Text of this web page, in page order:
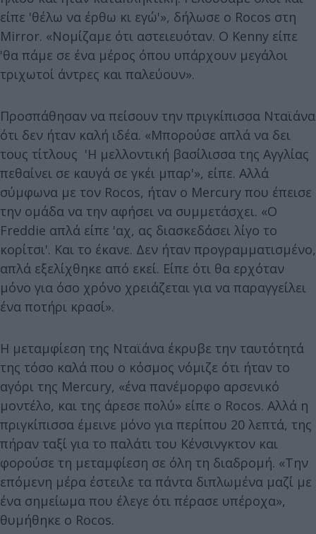
είπε 'θέλω να έρθω κι εγώ'», δήλωσε ο Rocos στη
Mirror. «Νομίζαμε ότι αστειευόταν. Ο Kenny είπε
'θα πάμε σε ένα μέρος όπου υπάρχουν μεγάλοι
τριχωτοί άντρες και παλεύουν».
Προσπάθησαν να πείσουν την πριγκίπισσα Νταϊάνα
ότι δεν ήταν καλή ιδέα. «Μπορούσε απλά να δει
τους τίτλους 'Η μελλοντική βασίλισσα της Αγγλίας
πεθαίνει σε καυγά σε γκέι μπαρ'», είπε. Αλλά
σύμφωνα με τον Rocos, ήταν ο Mercury που έπεισε
την ομάδα να την αφήσει να συμμετάσχει. «Ο
Freddie απλά είπε 'αχ, ας διασκεδάσει λίγο το
κορίτσι'. Και το έκανε. Δεν ήταν προγραμματισμένο,
απλά εξελίχθηκε από εκεί. Είπε ότι θα ερχόταν
μόνο για όσο χρόνο χρειάζεται για να παραγγείλει
ένα ποτήρι κρασί».
Η μεταμφίεση της Νταϊάνα έκρυβε την ταυτότητά
της τόσο καλά που ο κόσμος νόμιζε ότι ήταν το
αγόρι της Mercury, «ένα πανέμορφο αρσενικό
μοντέλο, και της άρεσε πολύ» είπε ο Rocos. Αλλά η
πριγκίπισσα έμεινε μόνο για περίπου 20 λεπτά, της
πήραν ταξί για το παλάτι του Κένσινγκτον και
φορούσε τη μεταμφίεση σε όλη τη διαδρομή. «Την
επόμενη μέρα έστειλε τα πάντα διπλωμένα μαζί με
ένα σημείωμα που έλεγε ότι πέρασε υπέροχα»,
θυμήθηκε o Rocos.